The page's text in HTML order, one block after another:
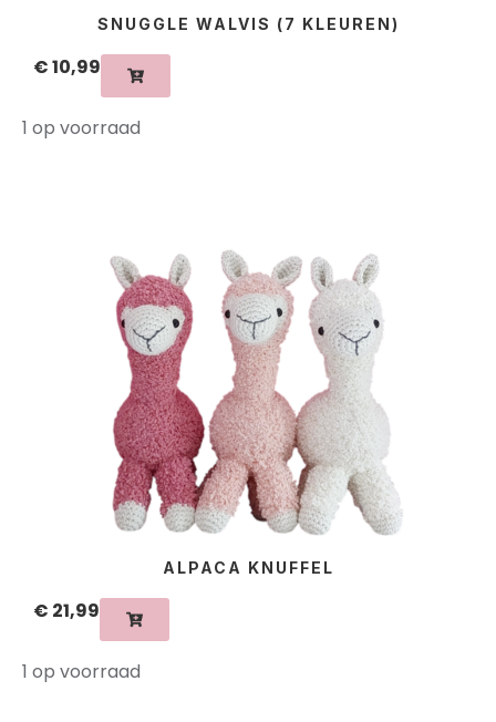
SNUGGLE WALVIS (7 KLEUREN)
€10,99
1 op voorraad
ALPACA KNUFFEL
€ 21,99
1 op voorraad